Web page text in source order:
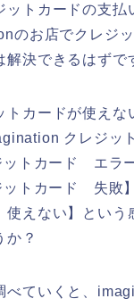
ットカードの支払
のお店でクレジ
決できるはずで
トカードが使えな
クレジッ
トカード エラ
ットカード 失敗
えない】という
か？
べていくと、